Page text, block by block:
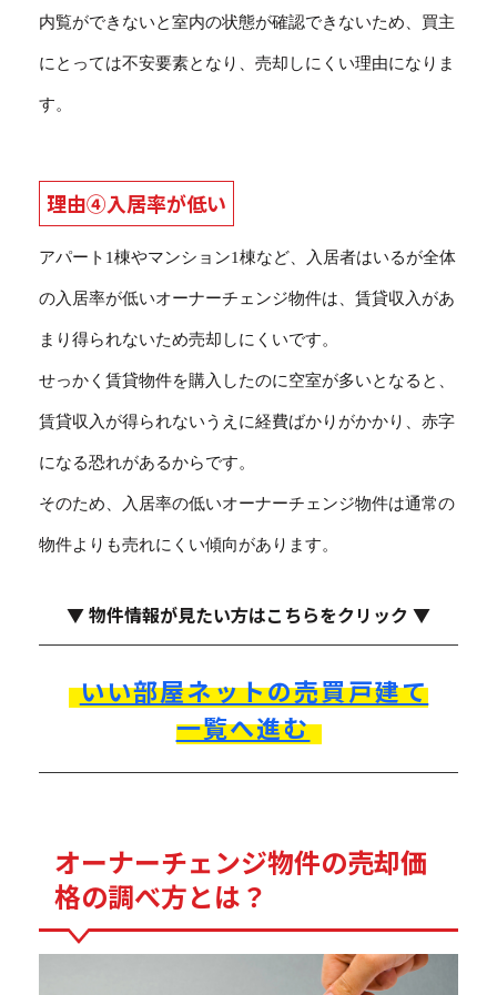
内覧ができないと室内の状態が確認できないため、買主
にとっては不安要素となり、売却しにくい理由になりま
す。
理由④入居率が低い
アパート1棟やマンション1棟など、入居者はいるが全体
の入居率が低いオーナーチェンジ物件は、賃貸収入があ
まり得られないため売却しにくいです。
せっかく賃貸物件を購入したのに空室が多いとなると、
賃貸収入が得られないうえに経費ばかりがかかり、赤字
になる恐れがあるからです。
そのため、入居率の低いオーナーチェンジ物件は通常の
物件よりも売れにくい傾向があります。
▼ 物件情報が見たい方はこちらをクリック ▼
いい部屋ネットの売買戸建て
一覧へ進む
オーナーチェンジ物件の売却価
格の調べ方とは？